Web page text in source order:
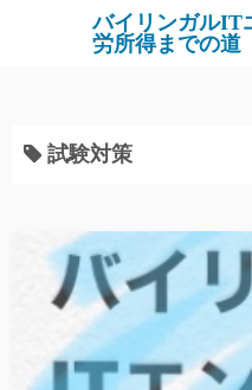
バイリンガルIT
労所得までの道
試験対策